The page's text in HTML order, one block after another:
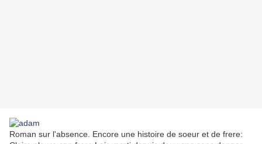
Roman sur l'absence. Encore une histoire de soeur et de frere: